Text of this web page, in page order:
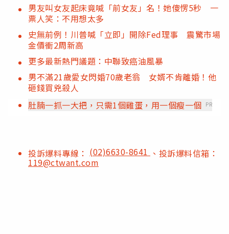
男友叫女友起床竟喊「前女友」名！她傻愣5秒 一
票人笑：不用想太多
史無前例！川普喊「立即」開除Fed理事 震驚市場
金價衝2周新高
更多最新熱門議題：中聯致癌油風暴
男不滿21歲愛女閃婚70歲老翁 女婿不肯離婚！他
砸錢買兇殺人
肚腩一抓一大把，只需1個雞蛋，用一個瘦一個 PR
投訴爆料專線： (02)6630-8641 、投訴爆料信箱：
119@ctwant.com